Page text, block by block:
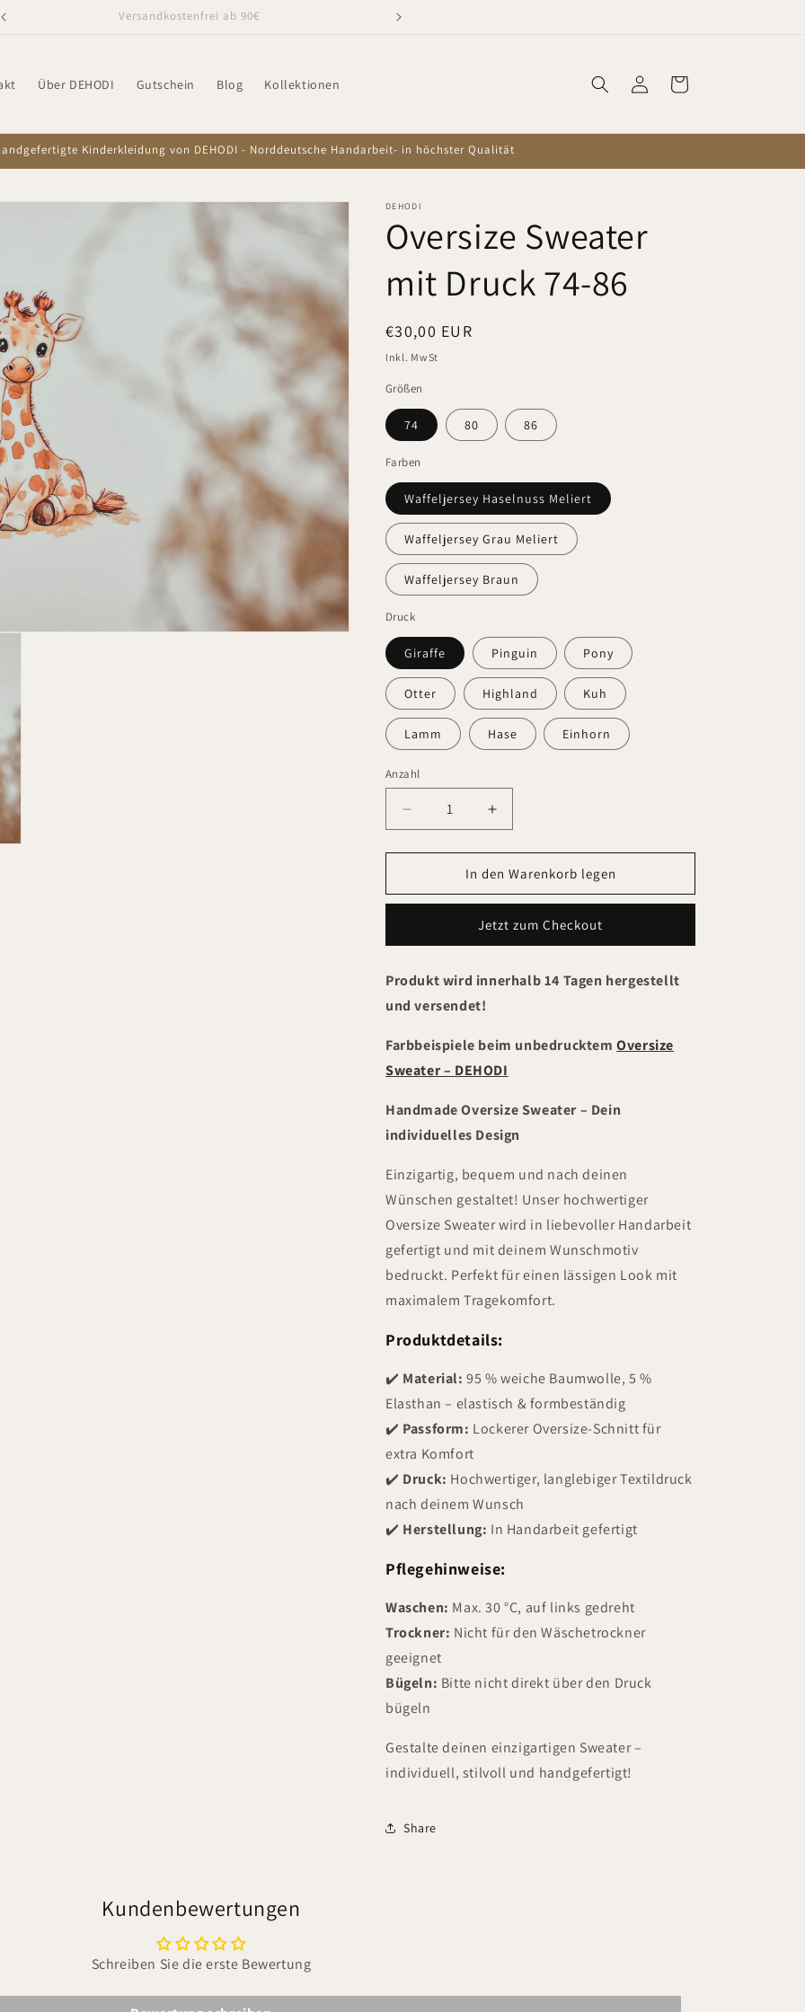
Versandkostenfrei ab 90€
Über DEHODI Gutschein Blog Kollektionen EinloggenWarenkorb
Kinderkleidung von DEHODI - Norddeutsche Handarbeit- in höchster Qualität
DEHODI
Oversize Sweater
mit Druck 74-86
Normaler
Preis
€30,00 EUR
Inkl. MwSt
Größen
74 80 86
Farben
Waffeljersey Haselnuss Meliert
Waffeljersey Grau Meliert
Waffeljersey Braun
Druck
Giraffe Pinguin Pony
Otter Highland Kuh
Lamm Hase Einhorn
Anzahl
Verringere
die
Menge
Oversize
Druck
86
Erhöhe
die
Menge
für
Oversize
mit
Druck
86
In den Warenkorb legen
Jetzt zum Checkout
Produkt wird innerhalb 14 Tagen hergestellt
und versendet!
Farbbeispiele beim unbedrucktemOversize
Sweater – DEHODI
Handmade Oversize Sweater – Dein
individuelles Design
Einzigartig, bequem und nach deinen
Wünschen gestaltet! Unser hochwertiger
Oversize Sweater wird in liebevoller Handarbeit
gefertigt und mit deinem Wunschmotiv
bedruckt. Perfekt für einen lässigen Look mit
maximalem Tragekomfort.
Produktdetails:
✔️ Material: 95 % weiche Baumwolle, 5 %
Elasthan – elastisch & formbeständig
✔️ Passform: Lockerer Oversize-Schnitt für
extra Komfort
✔️ Druck: Hochwertiger, langlebiger Textildruck
nach deinem Wunsch
✔️ Herstellung: In Handarbeit gefertigt
Pflegehinweise:
Waschen: Max. 30 °C, auf links gedreht
Trockner: Nicht für den Wäschetrockner
geeignet
Bügeln: Bitte nicht direkt über den Druck
bügeln
Gestalte deinen einzigartigen Sweater –
individuell, stilvoll und handgefertigt!
Share
Kundenbewertungen
Schreiben Sie die erste Bewertung